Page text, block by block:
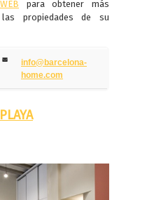
para obtener más
propiedades de su
info@barcelona-
home.com